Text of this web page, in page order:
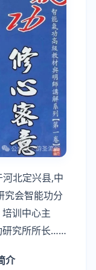
北定兴县,中
究会智能功分
训中心主
研究所所长……
介